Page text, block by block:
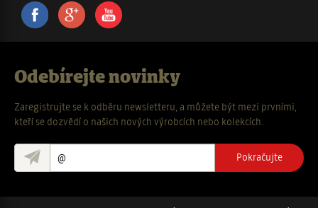
FacebookGoogle+
Odebírejte novinky
Zaregistrujte se k odběru newsletteru, a můžete být mezi prvními,
kteří se dozvědí o našich nových výrobcích nebo kolekcích.
Pokračujte